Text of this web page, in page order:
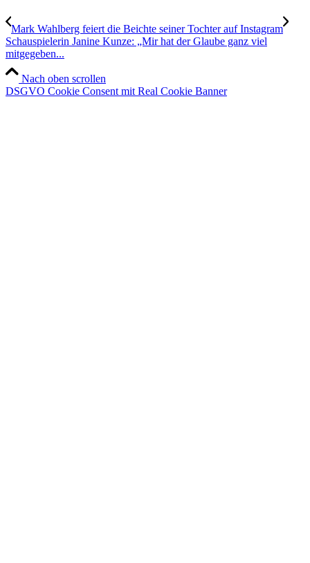
Mark Wahlberg feiert die Beichte seiner Tochter auf Instagram
Schauspielerin Janine Kunze: „Mir hat der Glaube ganz viel
mitgegeben...
Nach oben scrollen
DSGVO Cookie Consent mit Real Cookie Banner